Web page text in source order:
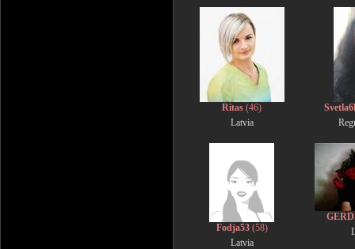
Ritas (46)
Latvia
Fodja53(58)
Latvia